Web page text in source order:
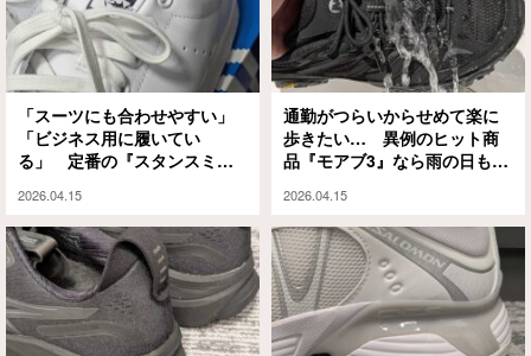
「スーツにも合わせやすい」
「ビジネス用に履いてい
る」 定番の『スタンスミ
くなった
2026.04.15
通勤がつらいからせめて楽に
歩きたい… 異例のヒット商
品『モアブ3』なら雨の日も安
2026.04.15